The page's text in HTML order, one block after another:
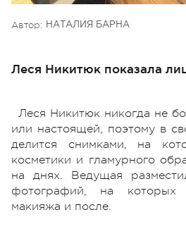
Автор: НАТАЛИЯ БАРНА
Леся Никитюк показала
Леся Никитюк никогда не
или настоящей, поэтому в
делится снимками, на
косметики и гламурного
на днях. Ведущая
фотографий, на
макияжа и после.